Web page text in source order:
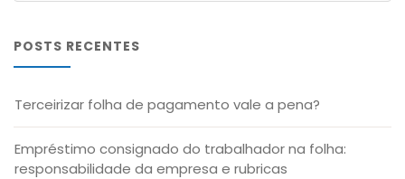
POSTS RECENTES
Terceirizar folha de pagamento vale a pena?
Empréstimo consignado do trabalhador na folha:
responsabilidade da empresa e rubricas